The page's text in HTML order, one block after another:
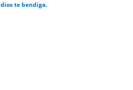
dios te bendiga.